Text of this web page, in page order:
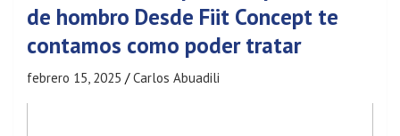
de hombro Desde Fiit Concept te
contamos como poder tratar
febrero 15, 2025 Carlos Abuadili